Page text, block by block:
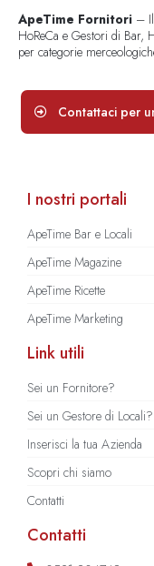
ApeTime Fornitori –
HoReCa e Gestori di Bar,
per categorie
Contattaci per
I nostri portali
ApeTime Bar e Locali
ApeTime Magazine
ApeTime Ricette
ApeTime Marketing
Link utili
Sei un Fornitore?
Sei un Gestore di Locali?
Inserisci la tua Azienda
Scopri chi siamo
Contatti
Contatti